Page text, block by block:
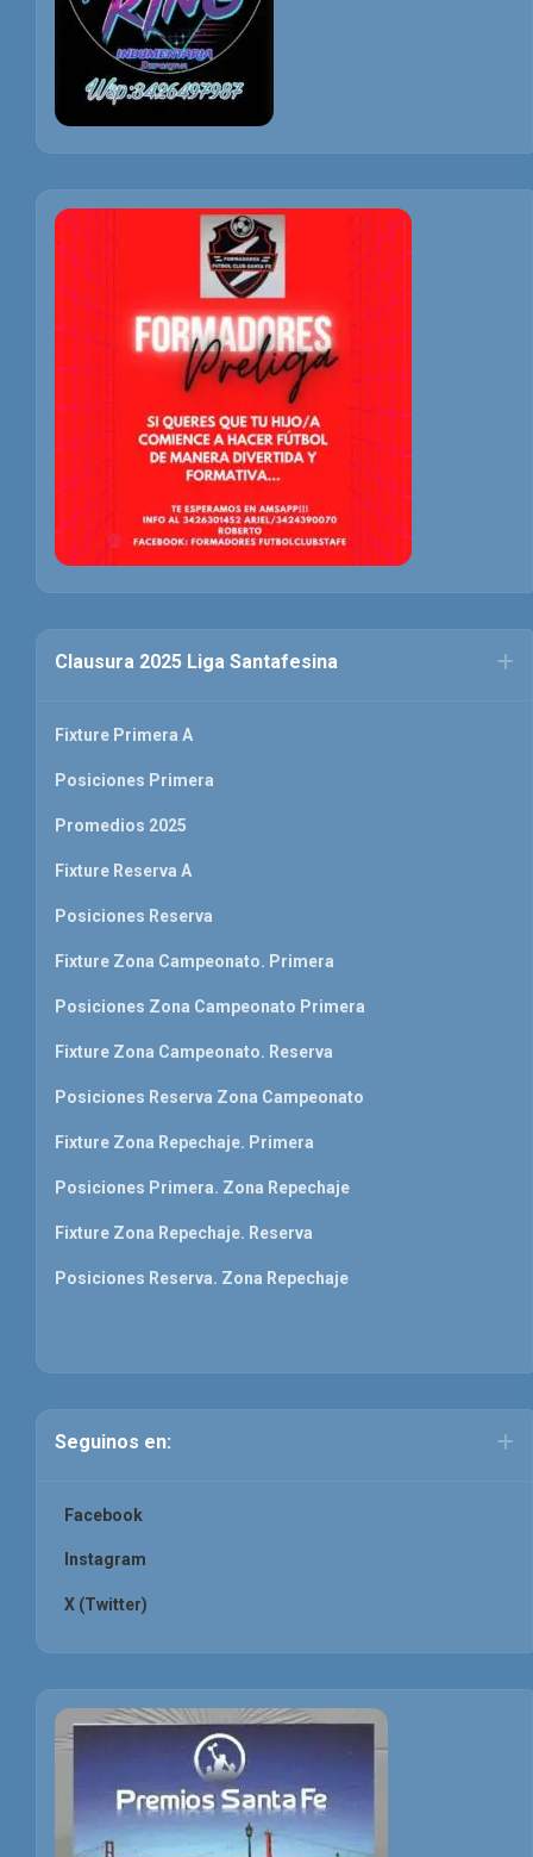
Clausura 2025 Liga Santafesina
Fixture Primera A
Posiciones Primera
Promedios 2025
Fixture Reserva A
Posiciones Reserva
Fixture Zona Campeonato. Primera
Posiciones Zona Campeonato Primera
Fixture Zona Campeonato. Reserva
Posiciones Reserva Zona Campeonato
Fixture Zona Repechaje. Primera
Posiciones Primera. Zona Repechaje
Fixture Zona Repechaje. Reserva
Posiciones Reserva. Zona Repechaje
Seguinos en:
Facebook
Instagram
X (Twitter)